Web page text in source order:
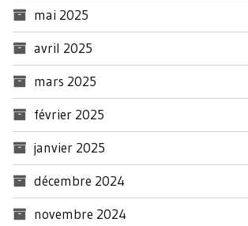
mai 2025
avril 2025
mars 2025
février 2025
janvier 2025
décembre 2024
novembre 2024